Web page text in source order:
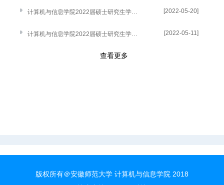
计算机与信息学院2022届硕士研究生学位论文答辩公告二 [2022-05-20]
计算机与信息学院2022届硕士研究生学位论文答辩公告一 [2022-05-11]
查看更多
版权所有＠安徽师范大学 计算机与信息学院 2018